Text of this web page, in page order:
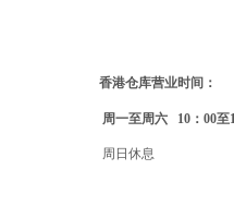
香港仓库营业时间：
周一至周六 10：00至
周日休息